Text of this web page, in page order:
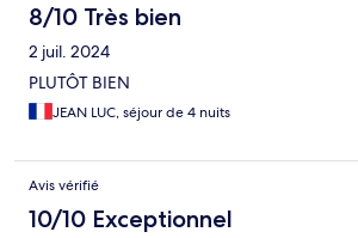
8/10 Très bien
2 juil. 2024
PLUTÔT BIEN
JEAN LUC, séjour de 4 nuits
Avis vérifié
10/10 Exceptionnel